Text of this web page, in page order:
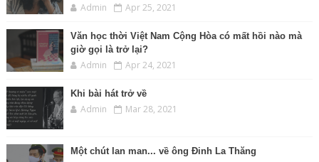
Admin Apr 25, 2021
Văn học thời Việt Nam Cộng Hòa có mất hồi nào mà
giờ gọi là trở lại?
Admin Apr 24, 2021
Khi bài hát trở về
Admin Mar 28, 2021
Một chút lan man... về ông Đinh La Thăng